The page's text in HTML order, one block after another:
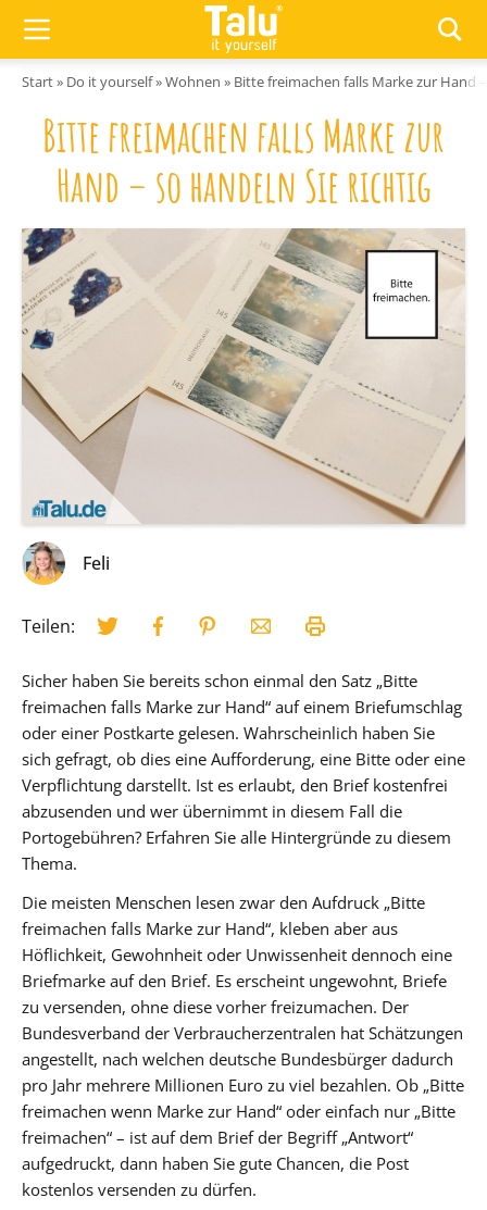
Start» Do it yourself»Wohnen » Bitte freimachen falls Marke zur Hand
Bitte freimachen falls Marke zur
Hand – so handeln Sie richtig
Feli
Teilen:
Sicher haben Sie bereits schon einmal den Satz „Bitte
freimachen falls Marke zur Hand“ auf einem Briefumschlag
oder einer Postkarte gelesen. Wahrscheinlich haben Sie
sich gefragt, ob dies eine Aufforderung, eine Bitte oder eine
Verpflichtung darstellt. Ist es erlaubt, den Brief kostenfrei
abzusenden und wer übernimmt in diesem Fall die
Portogebühren? Erfahren Sie alle Hintergründe zu diesem
Thema.
Die meisten Menschen lesen zwar den Aufdruck „Bitte
freimachen falls Marke zur Hand“, kleben aber aus
Höflichkeit, Gewohnheit oder Unwissenheit dennoch eine
Briefmarke auf den Brief. Es erscheint ungewohnt, Briefe
zu versenden, ohne diese vorher freizumachen. Der
Bundesverband der Verbraucherzentralen hat Schätzungen
angestellt, nach welchen deutsche Bundesbürger dadurch
pro Jahr mehrere Millionen Euro zu viel bezahlen. Ob „Bitte
freimachen wenn Marke zur Hand“ oder einfach nur „Bitte
freimachen“ – ist auf dem Brief der Begriff „Antwort“
aufgedruckt, dann haben Sie gute Chancen, die Post
kostenlos versenden zu dürfen.